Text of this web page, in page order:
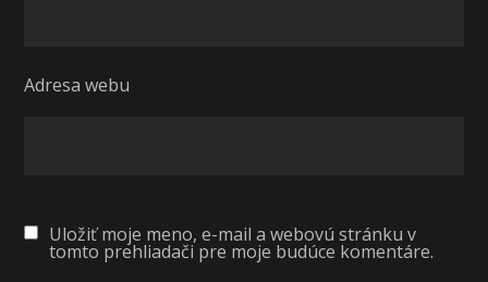
Adresa webu
Uložiť moje meno, e-mail a webovú stránku v
tomto prehliadači pre moje budúce komentáre.